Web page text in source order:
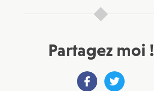
Partagez moi !